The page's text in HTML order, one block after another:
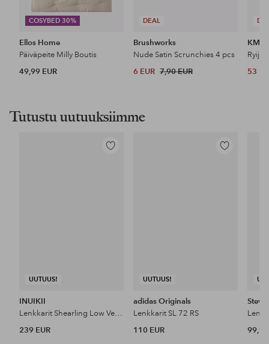
COSYBED 30%
Ellos Home
Päiväpeite Milly Boutis
49,99 EUR
DEAL
Brushworks
Nude Satin Scrunchies 4 pcs
6 EUR 7,90 EUR
KM
53
Tutustu uutuuksiimme
UUTUUS!
Lisää
INUIKII
Lenkkarit Shearling Low Velcro
239 EUR
UUTUUS!
Lisää
adidas Originals
Lenkkarit SL 72 RS
110 EUR
99,99